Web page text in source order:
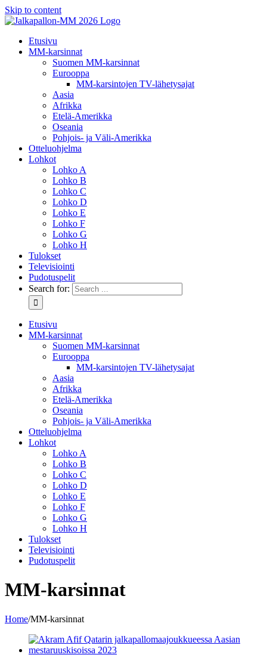
Skip to content
Etusivu
MM-karsinnat
Suomen MM-karsinnat
Eurooppa
MM-karsintojen TV-lähetysajat
Aasia
Afrikka
Etelä-Amerikka
Oseania
Pohjois- ja Väli-Amerikka
Otteluohjelma
Lohkot
Lohko A
Lohko B
Lohko C
Lohko D
Lohko E
Lohko F
Lohko G
Lohko H
Tulokset
Televisiointi
Pudotuspelit
Search for:
Etusivu
MM-karsinnat
Suomen MM-karsinnat
Eurooppa
MM-karsintojen TV-lähetysajat
Aasia
Afrikka
Etelä-Amerikka
Oseania
Pohjois- ja Väli-Amerikka
Otteluohjelma
Lohkot
Lohko A
Lohko B
Lohko C
Lohko D
Lohko E
Lohko F
Lohko G
Lohko H
Tulokset
Televisiointi
Pudotuspelit
MM-karsinnat
Home/MM-karsinnat